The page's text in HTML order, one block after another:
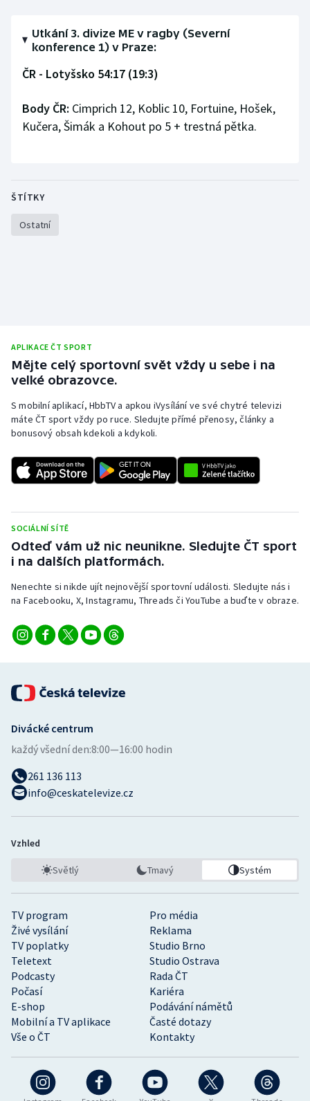
Rychlobruslení
Rychlostní kanoistika
Short track
Ostatní
Utkání 3. divize ME v ragby (Severní
konference 1) v Praze:
ČR - Lotyšsko 54:17 (19:3)
Body ČR: Cimprich 12, Koblic 10, Fortuine, Hošek,
Kučera, Šimák a Kohout po 5 + trestná pětka.
ŠTÍTKY
Ostatní
APLIKACE ČT SPORT
Mějte celý sportovní svět vždy u sebe i na
velké obrazovce.
S mobilní aplikací, HbbTV a apkou iVysílání ve své chytré televizi
máte ČT sport vždy po ruce. Sledujte přímé přenosy, články a
bonusový obsah kdekoli a kdykoli.
SOCIÁLNÍ SÍTĚ
Odteď vám už nic neunikne. Sledujte ČT sport
i na dalších platformách.
Nenechte si nikde ujít nejnovější sportovní události. Sledujte nás i
na Facebooku, X, Instagramu, Threads či YouTube a buďte v obraze.
TV program
Pro média
Živé vysílání
Reklama
TV poplatky
Studio Brno
Teletext
Studio Ostrava
Podcasty
Rada ČT
Počasí
Kariéra
E-shop
Podávání námětů
Mobilní a TV aplikace
Časté dotazy
Vše o ČT
Kontakty
Divácké centrum
každý všední den:8:00—16:00 hodin
261 136 113
info@ceskatelevize.cz
Vzhled
Světlý Tmavý Systém